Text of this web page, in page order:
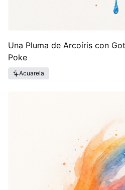
Una Pluma de Arcoíris con
Poke
Acuarela